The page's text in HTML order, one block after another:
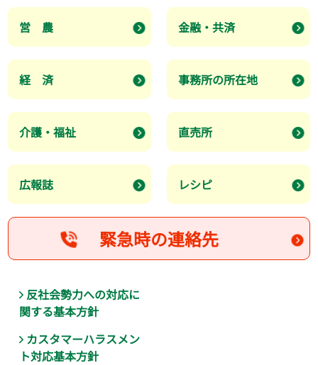
営 農
経 済
介護・福祉
広報誌
金融・共済
事務所の所在地
直売所
レシピ
緊急時の連絡先
反社会勢力への対応に
関する基本方針
カスタマーハラスメン
ト対応基本方針